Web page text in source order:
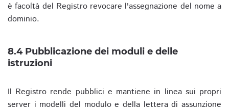
è facoltà del Registro revocare l'assegnazione del nome a
dominio.
8.4 Pubblicazione dei moduli e delle
istruzioni
Il Registro rende pubblici e mantiene in linea sui propri
server i modelli del modulo e della lettera di assunzione